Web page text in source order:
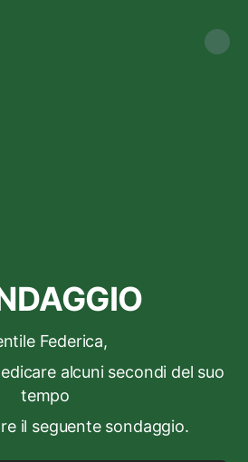
Federica,
alcuni secondi del suo
tempo
il seguente sondaggio.